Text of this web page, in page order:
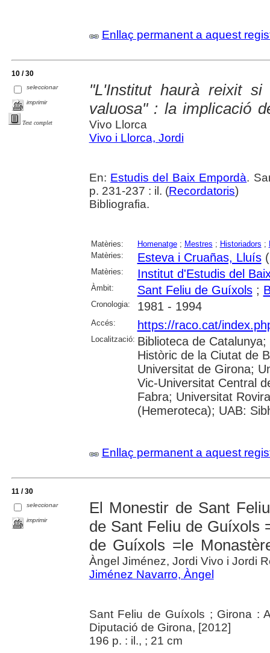
Enllaç permanent a aquest
10 / 30
seleccionar
imprimir
Text complet
"L'Institut haurà reixit
valuosa" : la implicació
Vivo Llorca
Vivo i Llorca, Jordi
En: Estudis del Baix Empordà.
p. 231-237 : il. (Recordatoris)
Bibliografia.
Matèries: Homenatge; Mestres ; Historiadors ;
Matèries:
Esteva i Cruañas, Lluís
Matèries: Institut d'Estudis del
Àmbit: Sant Feliu de Guíxols;
Cronologia: 1981 - 1994
Accés: https://raco.cat/
Localització: Biblioteca de
Històric de la Ciutat de
Universitat de Girona;
Vic-Universitat Central
Fabra; Universitat
(Hemeroteca); UAB:
Enllaç permanent a aquest
11 / 30
seleccionar
imprimir
El Monestir de Sant
de Sant Feliu de Guíxols
de Guíxols =le
Àngel Jiménez, Jordi Vivo i Jordi
Jiménez Navarro, Àngel
Sant Feliu de Guíxols ; Girona :
Diputació de Girona, [2012]
196 p. : il., ; 21 cm